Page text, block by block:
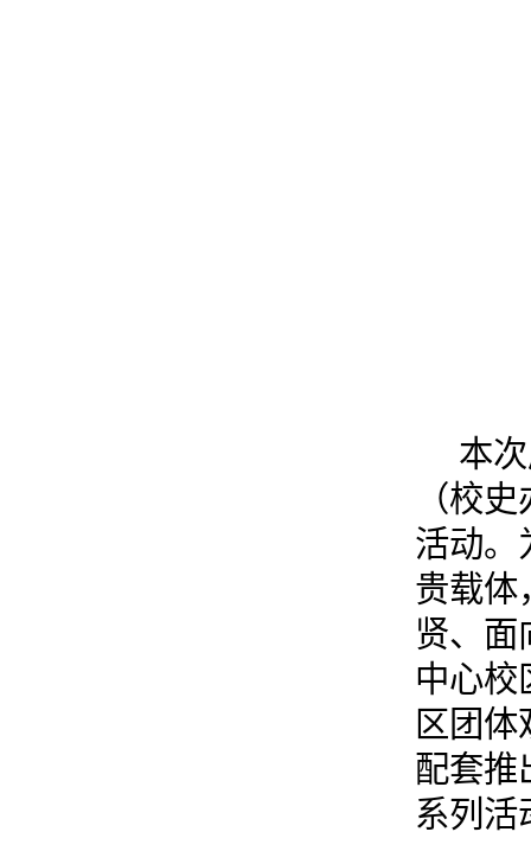
本
（校
活动。
贵载体
贤、面
中心校
区团
配套推
系列活